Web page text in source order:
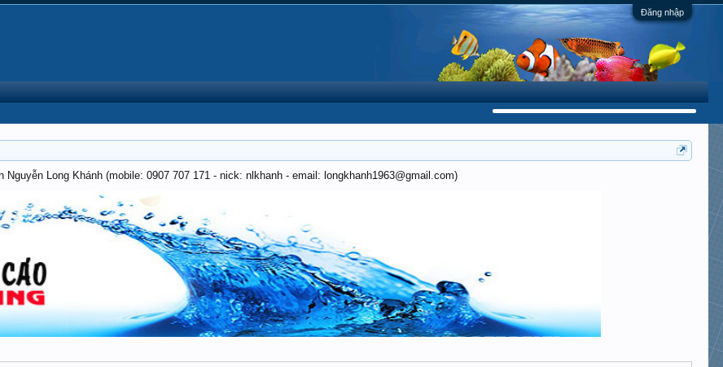
Đăng nhập
Nguyễn Long Khánh (mobile: 0907 707 171 - nick: nlkhanh - email: longkhanh1963@gmail.com)